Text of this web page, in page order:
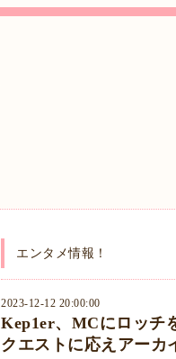
エンタメ情報！
2023-12-12 20:00:00
Kep1er、MCにロッチ
クエストに応えアーカ